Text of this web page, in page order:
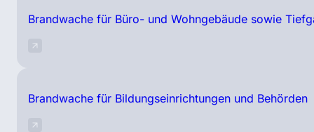
Brandwache für Büro- und Wohngebäude sowie
Brandwache für Bildungseinrichtungen und Behörden